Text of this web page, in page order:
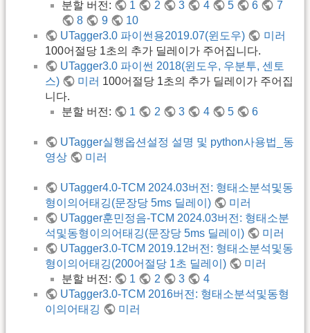
분할 버전:
1 2 3 4 5 6
7
8
9
10
UTagger3.0 파이썬용2019.07(윈도우)
미러
100어절당 1초의 추가 딜레이가 주어집니다.
UTagger3.0 파이썬 2018(윈도우, 우분투, 센토
스)
미러 100어절당 1초의 추가 딜레이가 주어집
니다.
분할 버전:
1 2 3 4 5 6
UTagger실행옵션설정 설명 및 python사용법_동
영상
미러
UTagger4.0-TCM 2024.03버전: 형태소분석및동
형이의어태깅(문장당 5ms 딜레이)
미러
UTagger훈민정음-TCM 2024.03버전: 형태소분
석및동형이의어태깅(문장당 5ms 딜레이)
미러
UTagger3.0-TCM 2019.12버전: 형태소분석및동
형이의어태깅(200어절당 1초 딜레이)
미러
분할 버전:
1 2 3
4
UTagger3.0-TCM 2016버전: 형태소분석및동형
이의어태깅
미러